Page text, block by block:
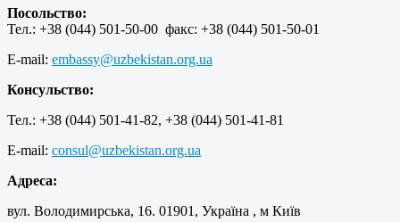
Посольство:
Тел.: +38 (044) 501-50-00 факс: +38 (044) 501-50-01
E-mail: embassy@uzbekistan.org.ua
Консульство:
Тел.: +38 (044) 501-41-82, +38 (044) 501-41-81
E-mail: consul@uzbekistan.org.ua
Адреса:
вул. Володимирська, 16. 01901, Україна , м Київ